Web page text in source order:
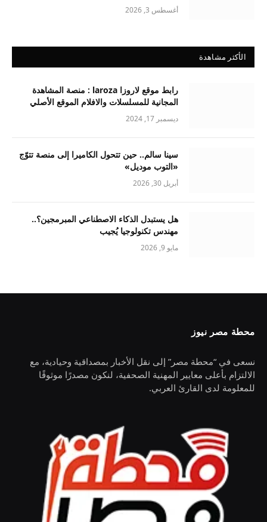
أغسطس 3, 2026
الأكثر مشاهدة
رابط موقع لاروزا laroza : منصة المشاهدة
المجانية للمسلسلات والافلام الموقع الأصلي
ديسمبر 17, 2024
سينا سالم.. حين تتحول الكاميرا إلى منصة تتوّج
«التوب موديل»
أبريل 30, 2026
هل يستبدل الذكاء الاصطناعي المبرمجين؟..
مهندس تكنولوجيا يُجيب
مايو 9, 2026
محطة مصر نيوز
نسعى في “محطة مصر” إلى نقل الأخبار بمصداقية وحيادية، مع
الالتزام بأعلى معايير المهنية الصحفية، لنكون مصدرًا موثوقًا
للمعلومة لدى القارئ العربي.